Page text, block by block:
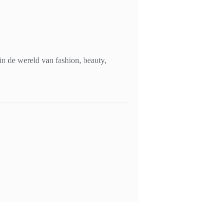
de wereld van fashion, beauty,